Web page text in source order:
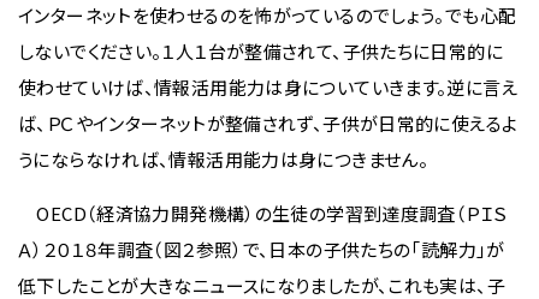
インターネットを使わせるのを怖がっているのでしょう。でも心配
しないでください。１人１台が整備されて、子供たちに日常的に
使わせていけば、情報活用能力は身についていきます。逆に言え
ば、ＰＣやインターネットが整備されず、子供が日常的に使えるよ
うにならなければ、情報活用能力は身につきません。
OECD（経済協力開発機構）の生徒の学習到達度調査（ＰＩＳ
Ａ）２０１８年調査（図２参照）で、日本の子供たちの「読解力」が
低下したことが大きなニュースになりましたが、これも実は、子